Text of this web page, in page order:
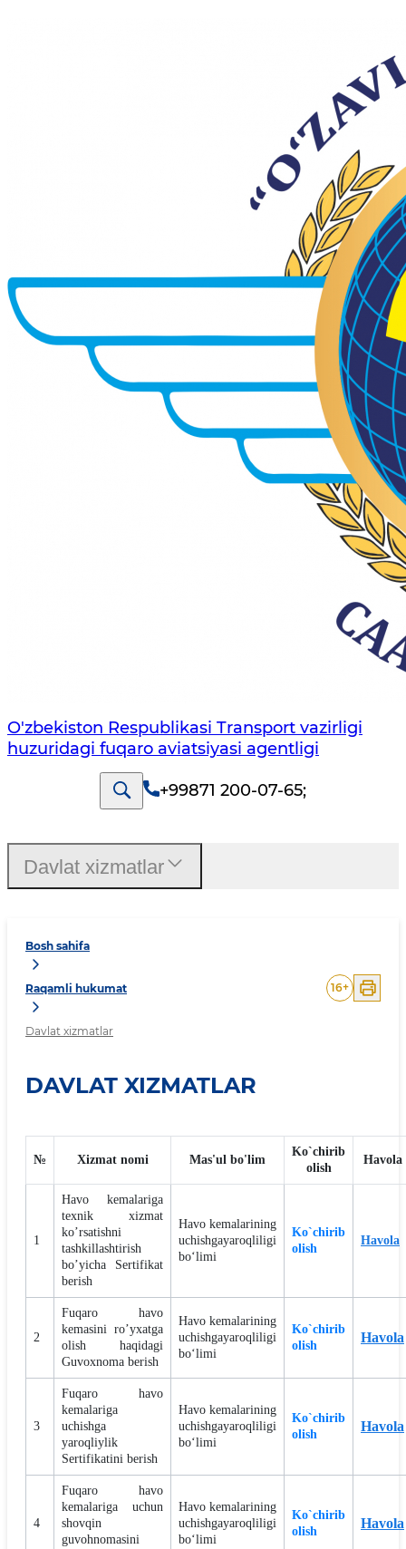
O'zbekiston Respublikasi Transport vazirligi
huzuridagi fuqaro aviatsiyasi agentligi
+99871 200-07-65;
Bosh sahifa
Raqamli hukumat
Davlat xizmatlar
16+
DAVLAT XIZMATLAR
№ Xizmat nomi Mas'ul bo'lim
Ko`chirib
olish
Havola
1
Havo kemalariga
texnik xizmat
ko’rsatishni
tashkillashtirish
bo’yicha Sertifikat
berish
Havo kemalarining
uchishgayaroqliligi
bo‘limi
Ko`chirib
olish
Havola
2
Fuqaro havo
kemasini ro’yxatga
olish haqidagi
Guvoxnoma berish
Havo kemalarining
uchishgayaroqliligi
bo‘limi
Ko`chirib
olish
Havola
3
Fuqaro havo
kemalariga
uchishga
yaroqliylik
Sertifikatini berish
Havo kemalarining
uchishgayaroqliligi
bo‘limi
Ko`chirib
olish
Havola
4
Fuqaro havo
kemalariga
uchun
shovqin
guvohnomasini
Havo kemalarining
uchishgayaroqliligi
bo‘limi
Ko`chirib
olish
Havola
Davlat xizmatlar